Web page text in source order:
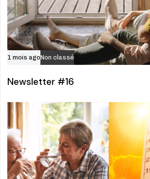
1 mois agoNon classé
Newsletter #16